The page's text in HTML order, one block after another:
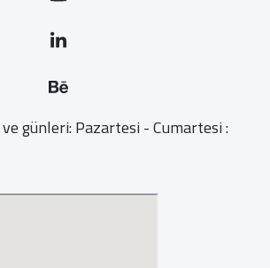
günleri: Pazartesi - Cumartesi :